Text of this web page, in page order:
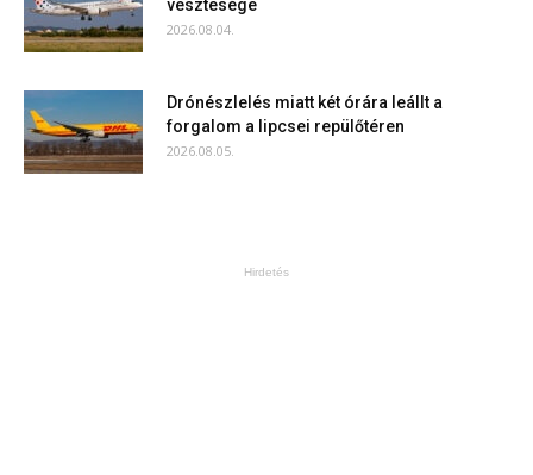
vesztesége
2026.08.04.
Drónészlelés miatt két órára leállt a
forgalom a lipcsei repülőtéren
2026.08.05.
Hirdetés